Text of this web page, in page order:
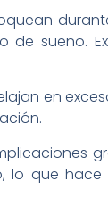
sueño.
en
lo que